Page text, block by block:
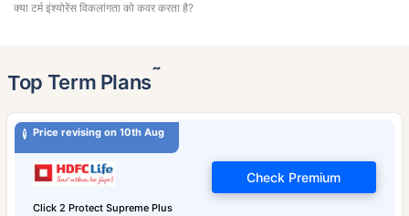
क्या टर्म इंश्योरेंस विकलांगता को कवर करता है?
Top Term Plans˜
Price revising on 10th Aug
Click 2 Protect Supreme Plus
Check Premium